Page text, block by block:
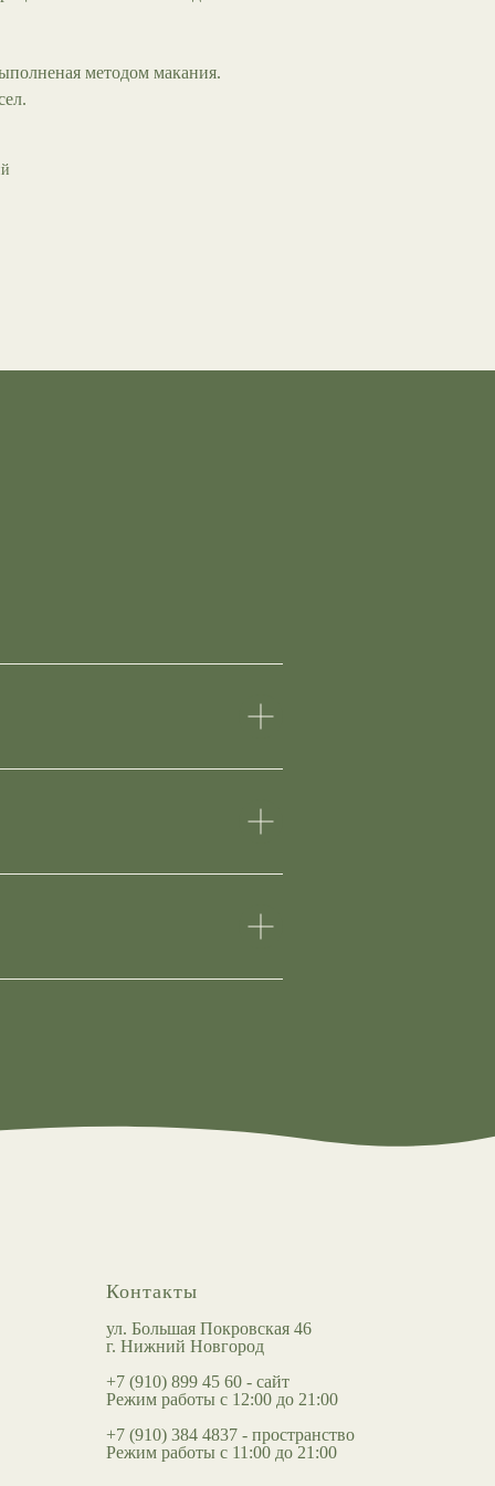
методом макания.
Контакты
ул. Большая Покровская 46
г. Нижний Новгород
+7 (910) 899 45 60 - сайт
Режим работы с 12:00 до 21:00
+7 (910) 384 4837 - пространство
Режим работы с 11:00 до 21:00